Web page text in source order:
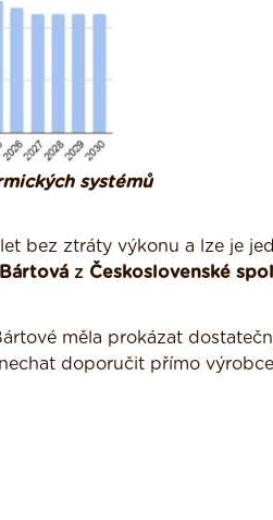
systémů
bez ztráty výkonu a lze je
z Československé
měla prokázat
doporučit přímo